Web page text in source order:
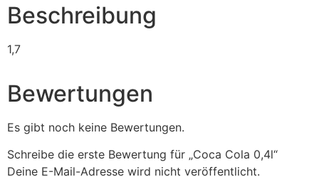
Beschreibung
1,7
Bewertungen
Es gibt noch keine Bewertungen.
Schreibe die erste Bewertung für „Coca Cola 0,4l“
Deine E-Mail-Adresse wird nicht veröffentlicht.